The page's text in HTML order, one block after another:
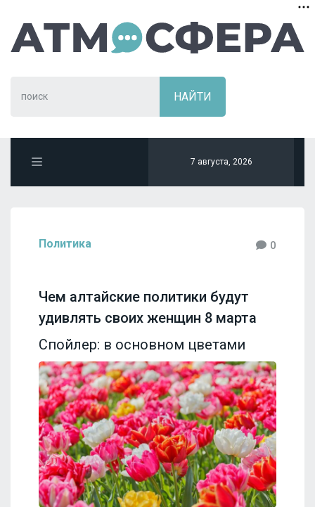
7 августа, 2026
Политика 0
Чем алтайские политики будут
удивлять своих женщин 8 марта
Спойлер: в основном цветами